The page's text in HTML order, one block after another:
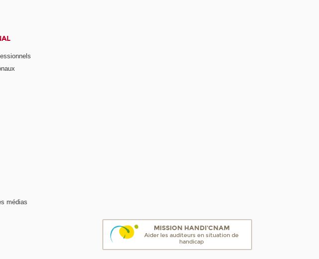
médias
MISSION HANDI'CNAM
Aider les auditeurs en situation de
handicap